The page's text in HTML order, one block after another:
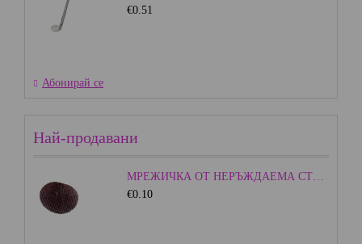
€0.51
Абонирай се
Най-продавани
МРЕЖИЧКА ОТ НЕРЪЖДАЕМА СТОМАНА - 15ММ.
€0.10